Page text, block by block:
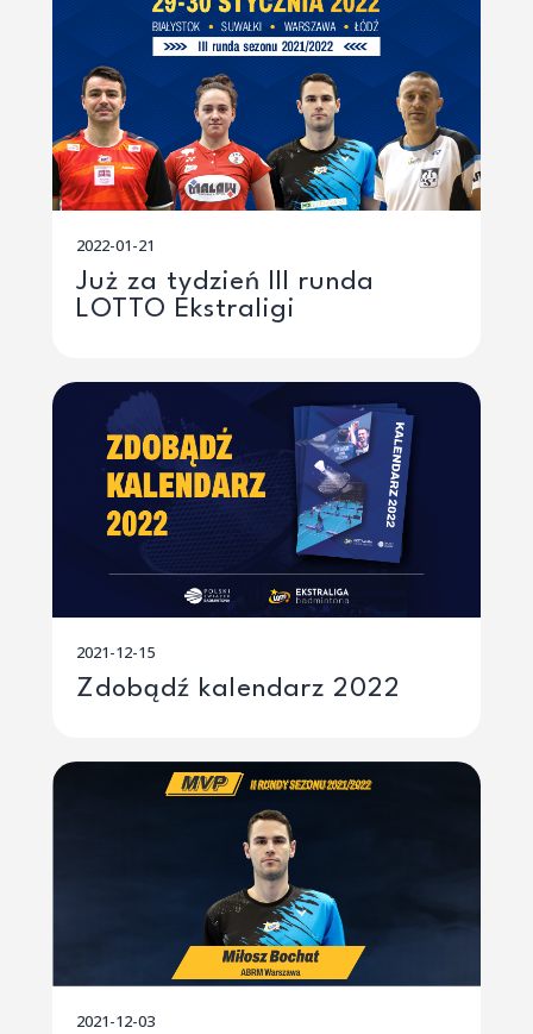
2022-01-21
Już za tydzień III runda
LOTTO Ekstraligi
2021-12-15
Zdobądź kalendarz 2022
2021-12-03